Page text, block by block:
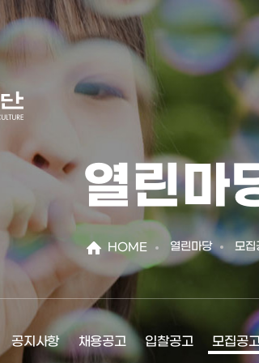
열린마
HOME 열린마당 모집
공지사항 채용공고 입찰공고 모집공